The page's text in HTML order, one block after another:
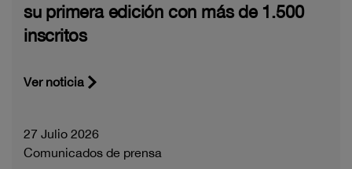
su primera edición con más de 1.500
inscritos
Ver noticia
27 Julio 2026
Comunicados de prensa